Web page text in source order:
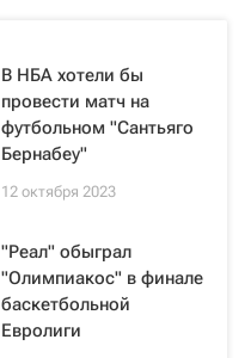
В НБА хотели бы
провести матч на
футбольном "Сантьяго
Бернабеу"
12 октября 2023
"Реал" обыграл
"Олимпиакос" в финале
баскетбольной
Евролиги